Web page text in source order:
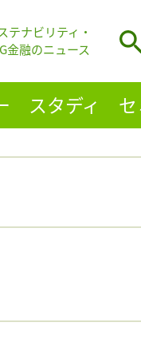
テナビリティ・
金融のニュース
スタディ